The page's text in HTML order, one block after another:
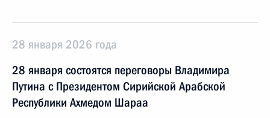
28 января 2026 года
28 января состоятся переговоры Владимира
Путина с Президентом Сирийской Арабской
Республики Ахмедом Шараа